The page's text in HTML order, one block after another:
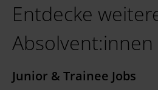
Entdecke
Absolvent:innen
Junior & Trainee Jobs